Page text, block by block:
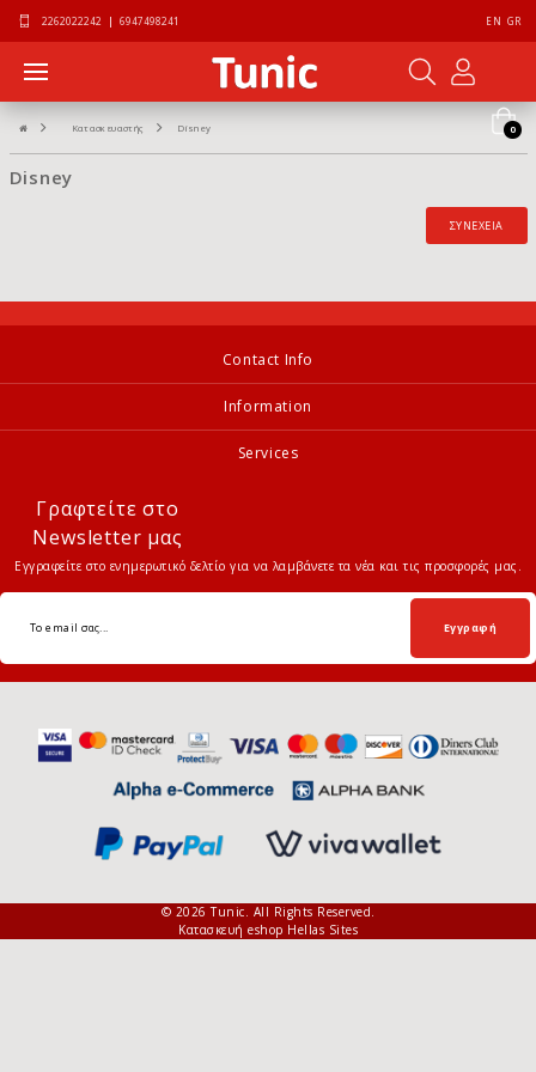
2262022242 | 6947498241 EN GR
0
Κατασκευαστής Disney
Disney
ΣΥΝΈΧΕΙΑ
Contact Info
Information
Services
Γραφτείτε στο
Newsletter μας
Εγγραφείτε στο ενημερωτικό δελτίο για να λαμβάνετε τα νέα και τις προσφορές μας.
Εγγραφή
© 2026 Tunic. All Rights Reserved.
Κατασκευή eshop Hellas Sites